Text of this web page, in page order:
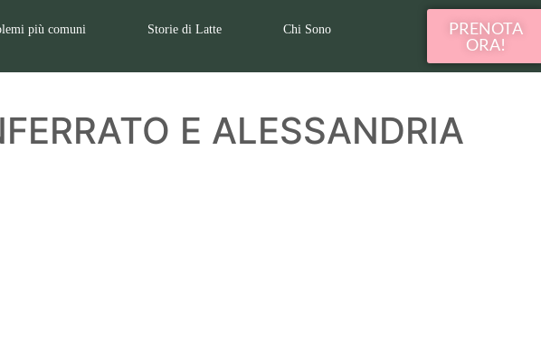
più comuni Storie di Latte Chi Sono
PRENOTA
ORA!
E ALESSANDRIA